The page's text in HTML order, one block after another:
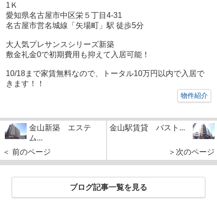
1Ｋ
愛知県名古屋市中区栄５丁目4-31
名古屋市営名城線「矢場町」駅 徒歩5分
大人気プレサンスシリーズ新築
敷金礼金0で初期費用も抑えて入居可能！
10/18まで家賃無料なので、トータル10万円以内で入居で
きます！！
物件紹介
金山新築 エステ
ム...
＜ 前のページ
金山駅賃貸 バスト...
＞次のページ
ブログ記事一覧を見る